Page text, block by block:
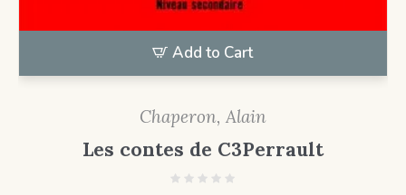
Add to Cart
Chaperon, Alain
Les contes de C3Perrault